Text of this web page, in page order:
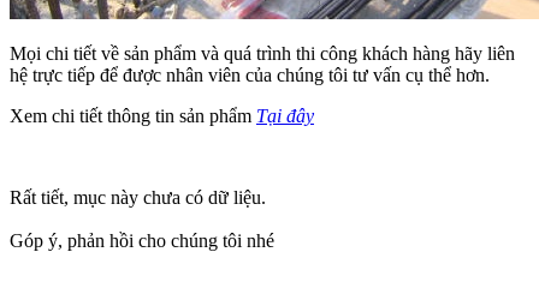
Mọi chi tiết về sản phẩm và quá trình thi công khách hàng hãy liên
hệ trực tiếp để được nhân viên của chúng tôi tư vấn cụ thể hơn.
Xem chi tiết thông tin sản phẩm Tại đây
Rất tiết, mục này chưa có dữ liệu.
Góp ý, phản hồi cho chúng tôi nhé